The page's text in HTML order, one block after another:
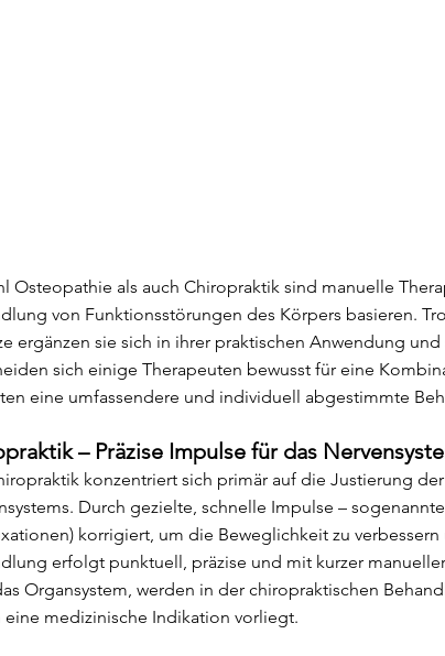
Osteopathie als auch Chiropraktik sind manuelle
von Funktionsstörungen des Körpers basieren.
ergänzen sie sich in ihrer praktischen Anwendung
sich einige Therapeuten bewusst für eine
eine umfassendere und individuell abgestimmte
– Präzise Impulse für das
konzentriert sich primär auf die Justierung
Durch gezielte, schnelle Impulse –
korrigiert, um die Beweglichkeit zu
erfolgt punktuell, präzise und mit kurzer
Organsystem, werden in der chiropraktischen
eine medizinische Indikation vorliegt.